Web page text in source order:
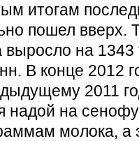
итогам
пошел вверх.
выросло на 1343
В конце 2012
2011
надой на
молока, а